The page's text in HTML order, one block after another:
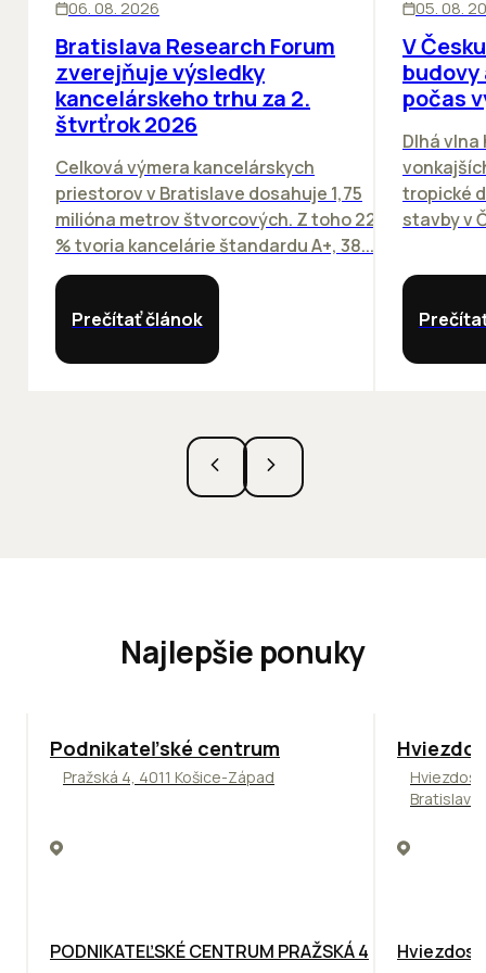
06. 08. 2026
Bratislava Research Forum
zverejňuje výsledky
kancelárskeho trhu za 2.
štvrťrok 2026
Celková výmera kancelárskych
priestorov v Bratislave dosahuje 1,75
milióna metrov štvorcových. Z toho 22
% tvoria kancelárie štandardu A+, 38...
Prečítať článok
05. 08.
V
počas
Dlhá
tropické
stavby v
Najlepšie ponuky
ODPORÚČAME
Podnikateľské centrum
Pražská 4, 4011 Košice-Západ
PODNIKATEĽSKÉ CENTRUM PRAŽSKÁ 4